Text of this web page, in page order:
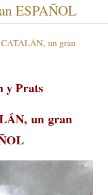
ESPAÑOL
CATALÁN, un gran
y Prats
un gran